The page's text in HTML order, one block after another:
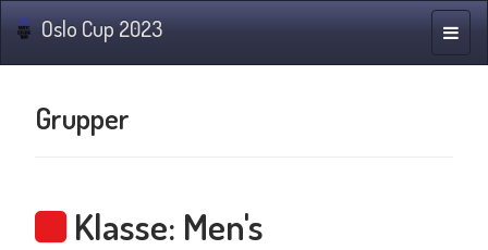
Oslo Cup 2023
Grupper
Klasse: Men's